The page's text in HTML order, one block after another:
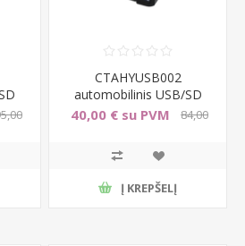
CTAHYUSB002
automobilinis USB/SD
adapteris Hyundai (13-
40,00 € su PVM
84,00
Į KREPŠELĮ